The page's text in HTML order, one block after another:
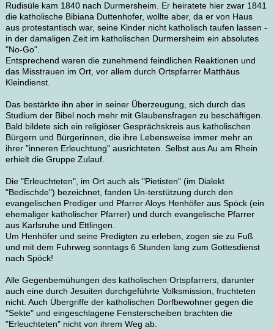
Rudisüle kam 1840 nach Durmersheim. Er heiratete hier zwar 1841
die katholische Bibiana Duttenhofer, wollte aber, da er von Haus
aus protestantisch war, seine Kinder nicht katholisch taufen lassen -
in der damaligen Zeit im katholischen Durmersheim ein absolutes
"No-Go".
Entsprechend waren die zunehmend feindlichen Reaktionen und
das Misstrauen im Ort, vor allem durch Ortspfarrer Matthäus
Kleindienst.
Das bestärkte ihn aber in seiner Überzeugung, sich durch das
Studium der Bibel noch mehr mit Glaubensfragen zu beschäftigen.
Bald bildete sich ein religiöser Gesprächskreis aus katholischen
Bürgern und Bürgerinnen, die ihre Lebensweise immer mehr an
ihrer "inneren Erleuchtung" ausrichteten. Selbst aus Au am Rhein
erhielt die Gruppe Zulauf.
Die "Erleuchteten", im Ort auch als "Pietisten" (im Dialekt
"Bedischde") bezeichnet, fanden Un-terstützung durch den
evangelischen Prediger und Pfarrer Aloys Henhöfer aus Spöck (ein
ehemaliger katholischer Pfarrer) und durch evangelische Pfarrer
aus Karlsruhe und Ettlingen.
Um Henhöfer und seine Predigten zu erleben, zogen sie zu Fuß
und mit dem Fuhrweg sonntags 6 Stunden lang zum Gottesdienst
nach Spöck!
Alle Gegenbemühungen des katholischen Ortspfarrers, darunter
auch eine durch Jesuiten durchgeführte Volksmission, fruchteten
nicht. Auch Übergriffe der katholischen Dorfbewohner gegen die
"Sekte" und eingeschlagene Fensterscheiben brachten die
"Erleuchteten" nicht von ihrem Weg ab.